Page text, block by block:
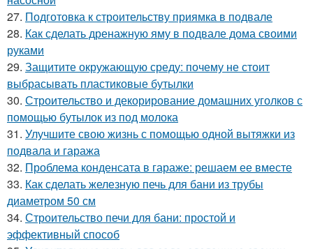
27. Подготовка к строительству приямка в подвале
28. Как сделать дренажную яму в подвале дома своими
руками
29. Защитите окружающую среду: почему не стоит
выбрасывать пластиковые бутылки
30. Строительство и декорирование домашних уголков с
помощью бутылок из под молока
31. Улучшите свою жизнь с помощью одной вытяжки из
подвала и гаража
32. Проблема конденсата в гараже: решаем ее вместе
33. Как сделать железную печь для бани из трубы
диаметром 50 см
34. Строительство печи для бани: простой и
эффективный способ